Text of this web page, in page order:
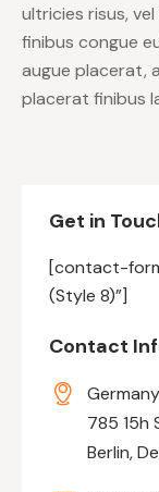
ultricies risus,
finibus congue
augue placerat,
placerat finibus
Get in
[contact-
(Style 8)”]
Contact
785 15h
Berlin,